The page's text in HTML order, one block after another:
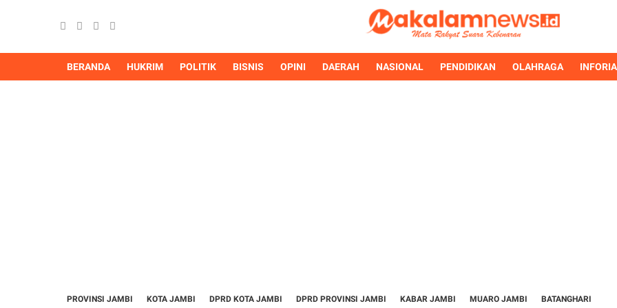
BERANDA HUKRIM POLITIK BISNIS OPINI DAERAH NASIONAL PENDIDIKAN OLAHRAGA
PROVINSI JAMBI KOTA JAMBI DPRD KOTA JAMBI DPRD PROVINSI JAMBI KABAR JAMBI MUARO JAMBI BATANGHARI